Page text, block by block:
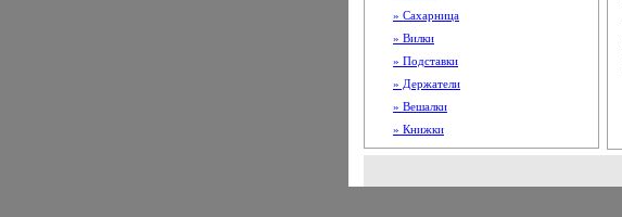
» Сахарница
» Вилки
» Подставки
» Держатели
» Вешалки
» Книжки